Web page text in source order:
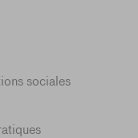
sociales